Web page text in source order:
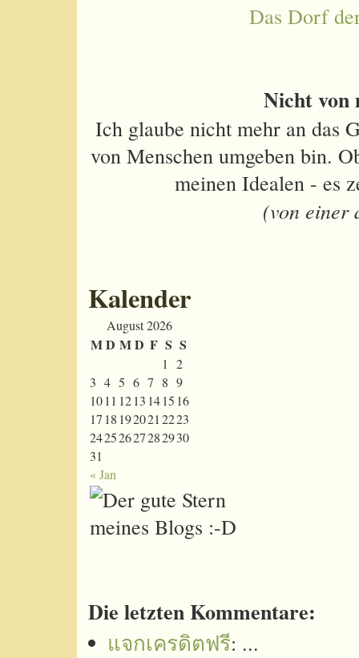
Das Dorf
Nicht von
Ich glaube nicht mehr an das
von Menschen umgeben bin.
meinen Idealen - es
(von einer
Kalender
August 2026
MD MD F S S
« Jan
1
2
3 4 5 6 7 8 9
1011 1213 1415 16
17 18 192021 2223
24252627282930
31
Die letzten Kommentare:
แจกเครดิตฟรี: ...